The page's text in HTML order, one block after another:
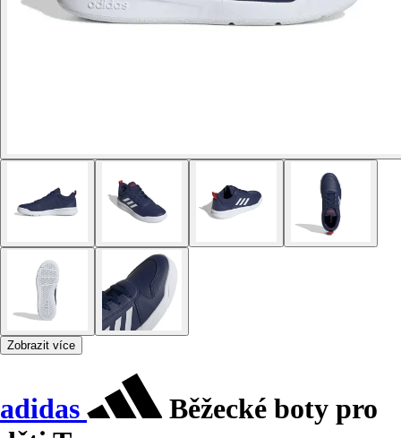
Zobrazit více
adidas
Běžecké boty pro